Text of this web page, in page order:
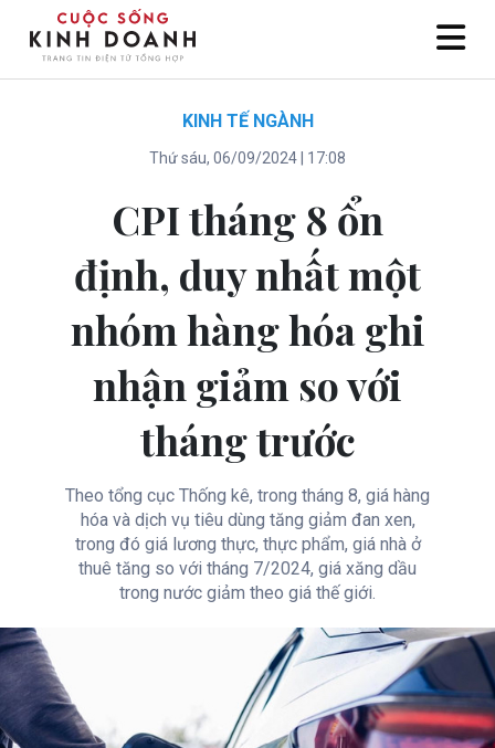
KINH TẾ NGÀNH
Thứ sáu, 06/09/2024 | 17:08
CPI tháng 8 ổn
định, duy nhất một
nhóm hàng hóa ghi
nhận giảm so với
tháng trước
Theo tổng cục Thống kê, trong tháng 8, giá hàng
hóa và dịch vụ tiêu dùng tăng giảm đan xen,
trong đó giá lương thực, thực phẩm, giá nhà ở
thuê tăng so với tháng 7/2024, giá xăng dầu
trong nước giảm theo giá thế giới.